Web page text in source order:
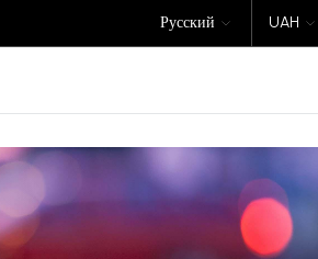
Русский UAH